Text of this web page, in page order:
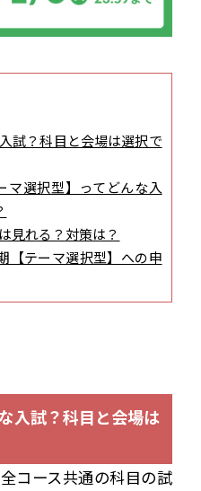
試？科目と会場は選択で
マ選択型】ってどんな入
見れる？対策は？
【テーマ選択型】への申
入試？科目と会場は
コース共通の科目の試